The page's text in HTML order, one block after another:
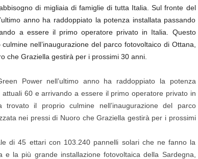
di migliaia di famiglie di tutta Italia. Sul fronte del
anno ha raddoppiato la potenza installata passando
a essere il primo operatore privato in Italia. Questo
nell’inaugurazione del parco fotovoltaico di Ottana,
che Graziella gestirà per i prossimi 30 anni.
Power nell’ultimo anno ha raddoppiato la potenza
60 e arrivando a essere il primo operatore privato in
il proprio culmine nell’inaugurazione del parco
nei pressi di Nuoro che Graziella gestirà per i prossimi
di 45 ettari con 103.240 pannelli solari che ne fanno la
e la più grande installazione fotovoltaica della Sardegna,